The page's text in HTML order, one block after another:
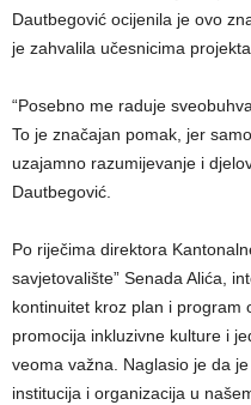
Dautbegović ocijenila je ovo
je zahvalila učesnicima projekta.
“Posebno me raduje
To je značajan pomak, jer
uzajamno razumijevanje i
Dautbegović.
Po riječima direktora
savjetovalište” Senada Alića,
kontinuitet kroz plan i program
promocija inkluzivne kulture i
veoma važna. Naglasio je da
institucija i organizacija u